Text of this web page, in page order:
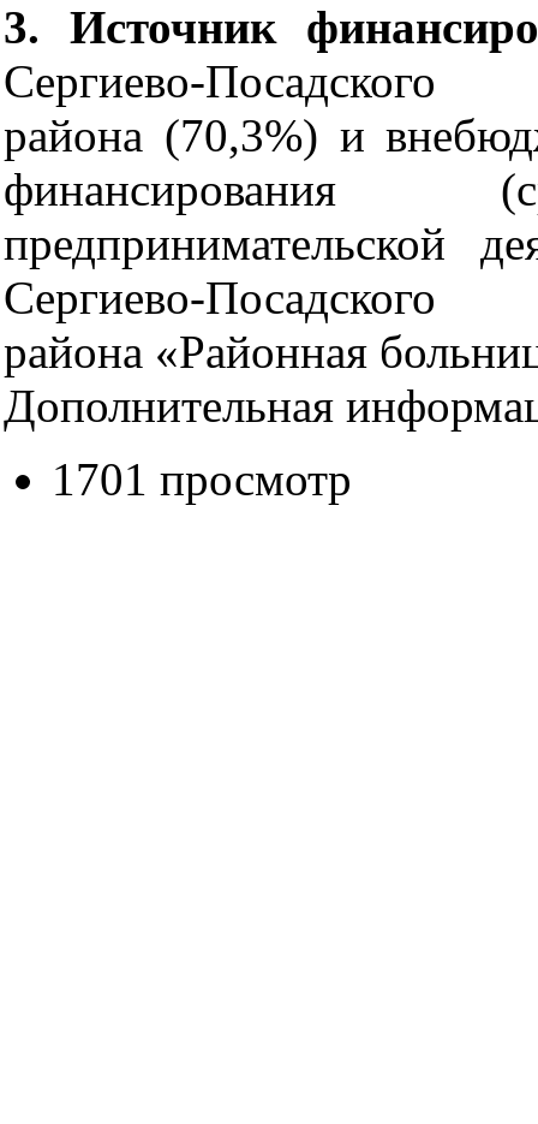
3. Источник
Сергиево-Посадского
района (70,3%) и
финансирования
предпринимательской
Сергиево-Посадского
района «Районная
Дополнительная
1701 просмотр